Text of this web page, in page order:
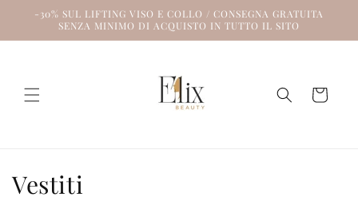
direttamente
ai contenuti
-30% SUL LIFTING VISO E COLLO / CONSEGNA GRATUITA
SENZA MINIMO DI ACQUISTO IN TUTTO IL SITO
Carrello
C
Vestiti